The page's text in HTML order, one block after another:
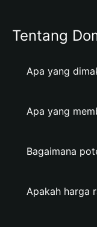
Tentang
Apa yang
Apa yang
Bagaimana
Apakah harga